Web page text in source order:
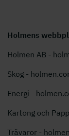
Holmens
Holmen AB -
Skog -
Energi -
Kartong och
Trävaror -